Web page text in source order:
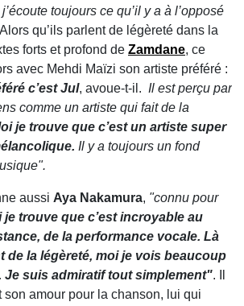
toujours ce qu’il y a à l’opposé
qu’ils parlent de légèreté dans la
forts et profond de Zamdane, ce
avec Mehdi Maïzi son artiste préféré :
c’est Jul, avoue-t-il. Il est perçu par
comme un artiste qui fait de la
je trouve que c’est un artiste super
Il y a toujours un fond
aussi Aya Nakamura, "connu pour
je trouve que c’est incroyable au
de la performance vocale. Là
de la légèreté, moi je vois beaucoup
Je suis admiratif tout simplement". Il
amour pour la chanson, lui qui